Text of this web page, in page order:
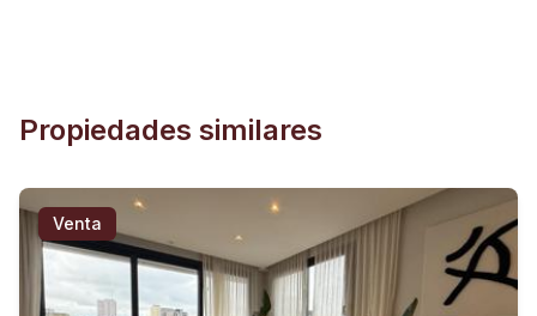
Propiedades similares
Venta